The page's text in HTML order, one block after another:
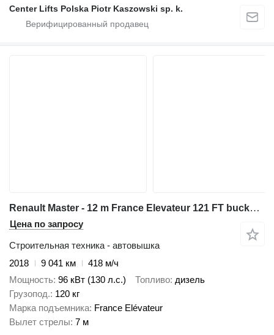
Center Lifts Polska Piotr Kaszowski sp. k.
Renault Master - 12 m France Elevateur 121 FT bucket truck boom lift
Цена по запросу
Строительная техника - автовышка
2018
9 041 км
418 м/ч
Мощность 96 кВт (130 л.с.) Топливо дизель
Грузопод. 120 кг
Марка подъемника France Elévateur
Вылет стрелы 7 м